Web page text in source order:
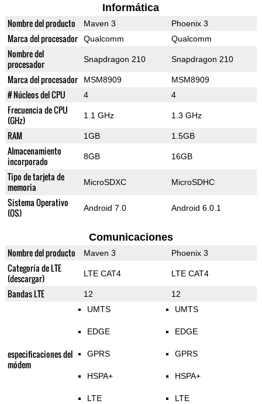
Informática
Nombre del producto Maven 3 Phoenix 3
Marca del procesador Qualcomm Qualcomm
Nombre del
procesador
Snapdragon 210 Snapdragon 210
Marca del procesador MSM8909 MSM8909
# Núcleos del CPU 4 4
Frecuencia de CPU
(GHz)
1.1 GHz 1.3 GHz
RAM 1GB 1.5GB
Almacenamiento
incorporado
8GB 16GB
Tipo de tarjeta de
memoria
MicroSDXC MicroSDHC
Sistema Operativo
(OS)
Android 7.0 Android 6.0.1
Comunicaciones
Nombre del producto Maven 3 Phoenix 3
Categoría de LTE
(descargar)
LTE CAT4 LTE CAT4
Bandas LTE 12 12
especificaciones del
módem
UMTS
EDGE
GPRS
HSPA+
LTE
UMTS
EDGE
GPRS
HSPA+
LTE